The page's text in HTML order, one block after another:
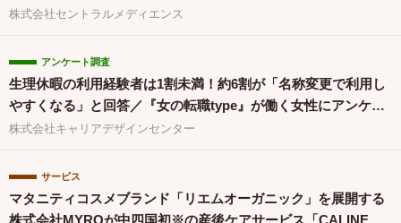
株式会社セントラルメディエンス
アンケート調査
生理休暇の利用経験者は1割未満！約6割が「名称変更で利用し
やすくなる」と回答／『女の転職type』が働く女性にアンケー
ト【第134回】
株式会社キャリアデザインセンター
サービス
マタニティコスメブランド「リエムオーガニック」を展開する